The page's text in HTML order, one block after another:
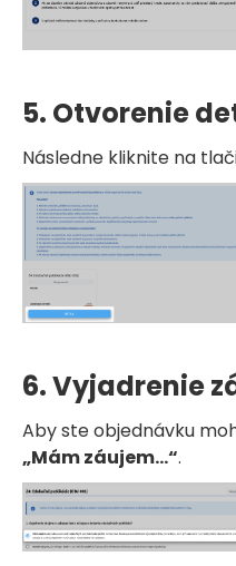
5. Otvorenie
Následne kliknite na
6. Vyjadrenie
Aby ste objednávku
„Mám záujem…“.